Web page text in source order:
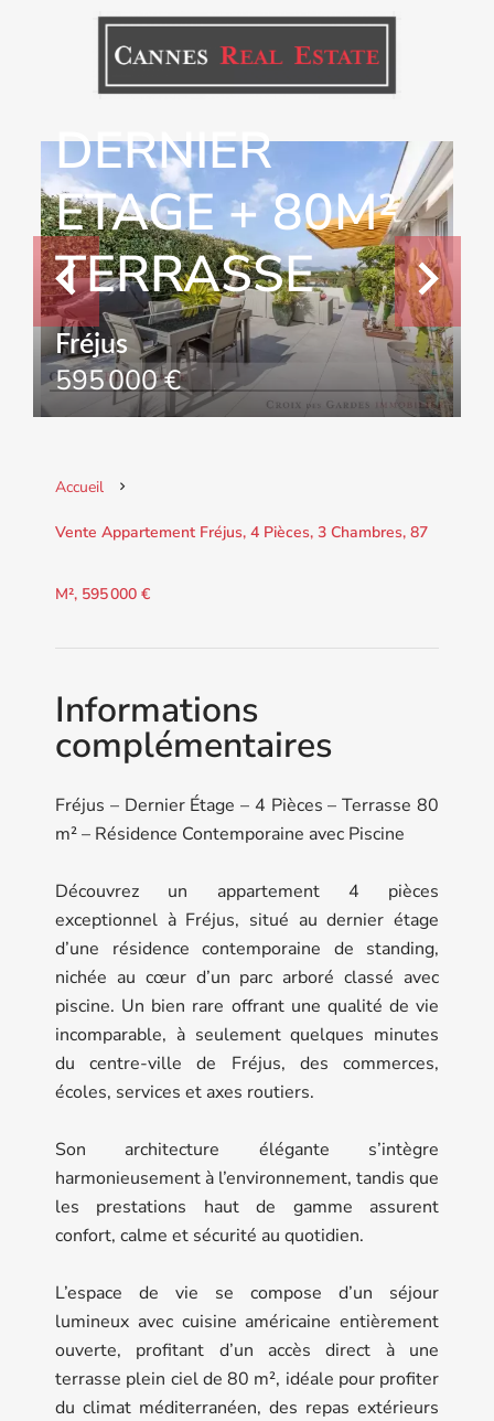
4 PIECES
DERNIER
ETAGE + 80M²
TERRASSE
Fréjus
595 000 €
Accueil
Vente Appartement Fréjus, 4 Pièces, 3 Chambres, 87
M², 595 000 €
Informations
complémentaires
Fréjus – Dernier Étage – 4 Pièces – Terrasse 80
m² – Résidence Contemporaine avec Piscine
Découvrez un appartement 4 pièces
exceptionnel à Fréjus, situé au dernier étage
d’une résidence contemporaine de standing,
nichée au cœur d’un parc arboré classé avec
piscine. Un bien rare offrant une qualité de vie
incomparable, à seulement quelques minutes
du centre-ville de Fréjus, des commerces,
écoles, services et axes routiers.
Son architecture élégante s’intègre
harmonieusement à l’environnement, tandis que
les prestations haut de gamme assurent
confort, calme et sécurité au quotidien.
L’espace de vie se compose d’un séjour
lumineux avec cuisine américaine entièrement
ouverte, profitant d’un accès direct à une
terrasse plein ciel de 80 m², idéale pour profiter
du climat méditerranéen, des repas extérieurs